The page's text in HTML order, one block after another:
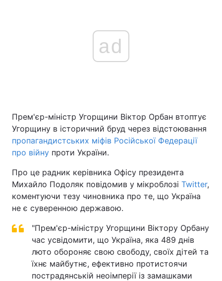
ad
Прем'єр-міністр Угорщини Віктор Орбан втоптує
Угорщину в історичний бруд через відстоювання
пропагандистських міфів Російської Федерації
про війну проти України.
Про це радник керівника Офісу президента
Михайло Подоляк повідомив у мікроблозі Twitter,
коментуючи тезу чиновника про те, що Україна
не є суверенною державою.
"Прем'єр-міністру Угорщини Віктору Орбану
час усвідомити, що Україна, яка 489 днів
люто обороняє свою свободу, своїх дітей та
їхнє майбутнє, ефективно протистоячи
пострадянській неоімперії із замашками